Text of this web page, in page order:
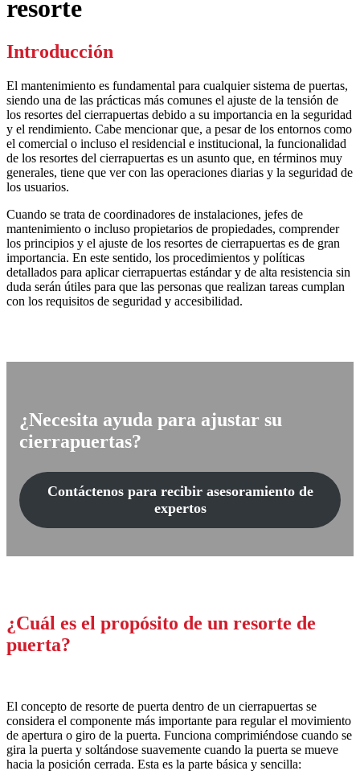
resorte
Introducción
El mantenimiento es fundamental para cualquier sistema de puertas,
siendo una de las prácticas más comunes el ajuste de la tensión de
los resortes del cierrapuertas debido a su importancia en la seguridad
y el rendimiento. Cabe mencionar que, a pesar de los entornos como
el comercial o incluso el residencial e institucional, la funcionalidad
de los resortes del cierrapuertas es un asunto que, en términos muy
generales, tiene que ver con las operaciones diarias y la seguridad de
los usuarios.
Cuando se trata de coordinadores de instalaciones, jefes de
mantenimiento o incluso propietarios de propiedades, comprender
los principios y el ajuste de los resortes de cierrapuertas es de gran
importancia. En este sentido, los procedimientos y políticas
detallados para aplicar cierrapuertas estándar y de alta resistencia sin
duda serán útiles para que las personas que realizan tareas cumplan
con los requisitos de seguridad y accesibilidad.
¿Necesita ayuda para ajustar su
cierrapuertas?
Contáctenos para recibir asesoramiento de
expertos
¿Cuál es el propósito de un resorte de
puerta?
El concepto de resorte de puerta dentro de un cierrapuertas se
considera el componente más importante para regular el movimiento
de apertura o giro de la puerta. Funciona comprimiéndose cuando se
gira la puerta y soltándose suavemente cuando la puerta se mueve
hacia la posición cerrada. Esta es la parte básica y sencilla: